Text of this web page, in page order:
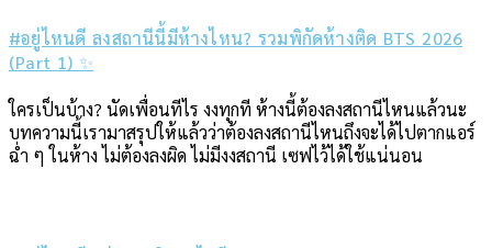
#อยู่ไหนดี ลงสถานีนี้มีห้างไหน? รวมพิกัดห้างติด BTS 2026
(Part 1) ✨
ใครเป็นบ้าง? นัดเพื่อนทีไร งงทุกที ห้างนี้ต้องลงสถานีไหนแล้วนะ
บทความนี้เรามาสรุปให้แล้วว่าต้องลงสถานีไหนถึงจะได้ไปตากแอร์
ฉ่ำ ๆ ในห้าง ไม่ต้องลงผิด ไม่มีงงสถานี เซฟไว้ได้ใช้แน่นอน